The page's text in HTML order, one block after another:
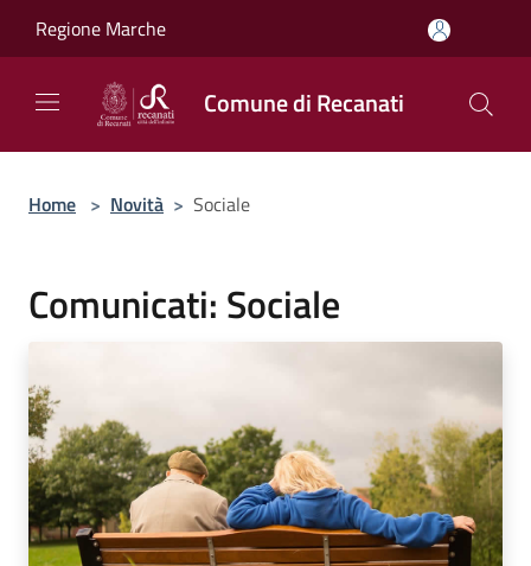
Regione Marche
Comune di Recanati
Home > Novità > Sociale
Comunicati: Sociale